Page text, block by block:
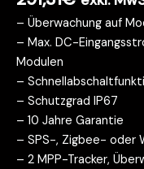
– Überwachung auf
– Max. DC-
Modulen
–
– Schutzgrad IP67
– 10 Jahre Garantie
– SPS-, Zigbee- oder
– 2 MPP-Tracker,